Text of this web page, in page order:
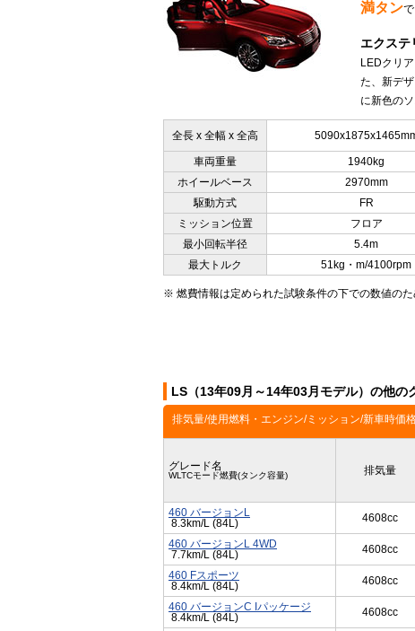
満タン
エクステ
LEDクリ
た、新デ
に新色の
全長 x 全幅 x 全高
車両重量 1940kg
ホイールベース
2970mm
駆動方式
FR
ミッション位置
フロア
最小回転半径
5.4m
最大トルク
51kg・m/4100rpm
※ 燃費情報は定められた試験条件の下での数値の
LS（13年09月～14年03月モデル）の他の
排気量/使用燃料・エンジン/ミッション/新車時価
グレード名
WLTCモード燃費(タンク容量) 排気量
460 バージョンL
8.3km/L (84L)
4608cc
460 バージョンL 4WD
7.7km/L (84L)
4608cc
460 Fスポーツ
8.4km/L (84L)
4608cc
460 バージョンC Iパッケージ
8.4km/L (84L)
4608cc